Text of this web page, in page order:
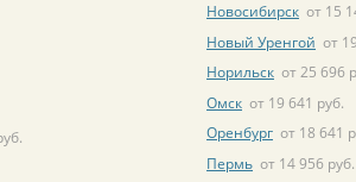
Новосибирск от 15
Новый Уренгой от
Норильск от 25 696
Омск от 19 641 руб.
Оренбург от 18 641
Пермь от 14 956 руб.